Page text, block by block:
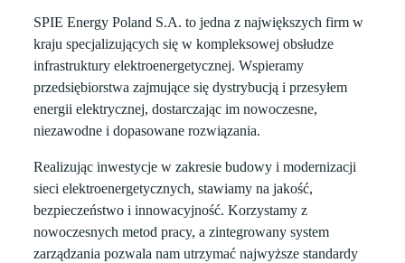
SPIE Energy Poland S.A. to jedna z największych firm w
kraju specjalizujących się w kompleksowej obsłudze
infrastruktury elektroenergetycznej. Wspieramy
przedsiębiorstwa zajmujące się dystrybucją i przesyłem
energii elektrycznej, dostarczając im nowoczesne,
niezawodne i dopasowane rozwiązania.
Realizując inwestycje w zakresie budowy i modernizacji
sieci elektroenergetycznych, stawiamy na jakość,
bezpieczeństwo i innowacyjność. Korzystamy z
nowoczesnych metod pracy, a zintegrowany system
zarządzania pozwala nam utrzymać najwyższe standardy